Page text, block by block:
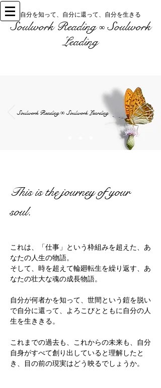
自分を知って、自分に還って、自分を生きる
Soulwork Reading∞Soulwork
Leading
Soulwork Reading∞ Soulwork Learding
This is the journey of your
soul.
これは、「仕事」という枠組みを超えた、あ
なたの人生の物語。
そして、時を超えて輪廻転生を繰り返す、あ
なたの壮大な魂の成長物語。
自分が何者かを知って、世間という鎧を脱い
で自分に還って、よろこびとともに自分の人
生を生ききる。
これまでの過去も、これからの未来も、自分
自身がすべて創り出していると理解したと
き、目の前の現実はどう映るでしょうか。